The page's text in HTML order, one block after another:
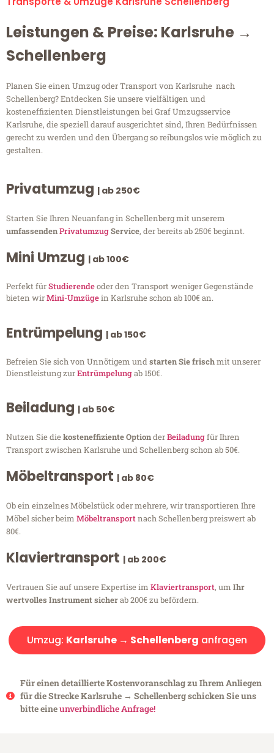
Leistungen & Preise: Karlsruhe →
Schellenberg
Planen Sie einen Umzug oder Transport von Karlsruhe nach
Schellenberg? Entdecken Sie unsere vielfältigen und
kosteneffizienten Dienstleistungen bei Graf Umzugsservice
Karlsruhe, die speziell darauf ausgerichtet sind, Ihren Bedürfnissen
gerecht zu werden und den Übergang so reibungslos wie möglich zu
gestalten.
Privatumzug | ab 250€
Starten Sie Ihren Neuanfang in Schellenberg mit unserem
umfassendenPrivatumzugService, der bereits ab 250€ beginnt.
Mini Umzug | ab 100€
Perfekt fürStudierendeoder den Transport weniger Gegenstände
bieten wirMini-Umzügein Karlsruhe schon ab 100€ an.
Entrümpelung | ab 150€
Befreien Sie sich von Unnötigem undstarten Sie frischmit unserer
Dienstleistung zurEntrümpelungab 150€.
Beiladung | ab 50€
Nutzen Sie diekosteneffiziente OptionderBeiladungfür Ihren
Transport zwischen Karlsruhe und Schellenberg schon ab 50€.
Möbeltransport | ab 80€
Ob ein einzelnes Möbelstück oder mehrere, wir transportieren Ihre
Möbel sicher beim Möbeltransportnach Schellenberg preiswert ab
80€.
Klaviertransport | ab 200€
Vertrauen Sie auf unsere Expertise im Klaviertransport, um Ihr
wertvolles Instrument sicherab 200€ zu befördern.
Umzug: Karlsruhe → Schellenberg anfragen
Für einen detaillierte Kostenvoranschlag zu Ihrem Anliegen
für die Strecke Karlsruhe → Schellenberg schicken Sie uns
bitte eineunverbindliche Anfrage!